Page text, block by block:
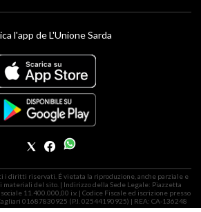
l'app de L'Unione Sarda
i diritti riservati. É vietata la riproduzione, anche parziale e
materiali del sito. | Indirizzo della Sede Legale: Piazzetta
11.400.000,00 i.v. | Codice Fiscale ed iscrizione presso
01687830925 (P.I. 02544190925) | REA: CA-136248